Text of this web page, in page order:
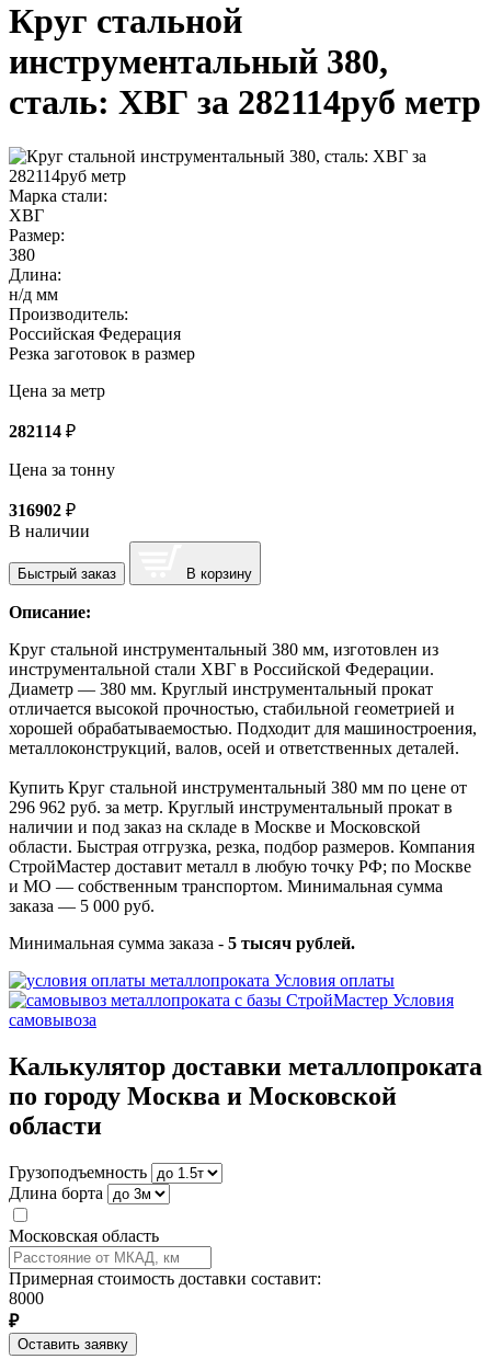
Круг стальной
инструментальный 380,
сталь: ХВГ за 282114руб метр
Марка стали:
ХВГ
Размер:
380
Длина:
н/д мм
Производитель:
Российская Федерация
Резка заготовок в размер
Цена за метр
282114 ₽
Цена за тонну
316902 ₽
В наличии
Быстрый заказ В корзину
Описание:
Круг стальной инструментальный 380 мм, изготовлен из
инструментальной стали ХВГ в Российской Федерации.
Диаметр — 380 мм. Круглый инструментальный прокат
отличается высокой прочностью, стабильной геометрией и
хорошей обрабатываемостью. Подходит для машиностроения,
металлоконструкций, валов, осей и ответственных деталей.
Купить Круг стальной инструментальный 380 мм по цене от
296 962 руб. за метр. Круглый инструментальный прокат в
наличии и под заказ на складе в Москве и Московской
области. Быстрая отгрузка, резка, подбор размеров. Компания
СтройМастер доставит металл в любую точку РФ; по Москве
и МО — собственным транспортом. Минимальная сумма
заказа — 5 000 руб.
Минимальная сумма заказа - 5 тысяч рублей.
Условия оплаты
Условия
самовывоза
Калькулятор доставки металлопроката
по городу Москва и Московской
области
Грузоподъемность
Длина борта
Московская область
Примерная стоимость доставки составит:
8000
₽
Оставить заявку